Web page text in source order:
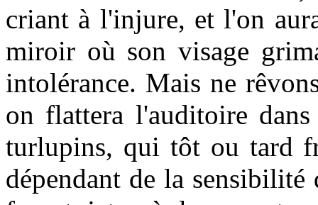
criant à l'injure, et l'on
miroir où son visage
intolérance. Mais ne
on flattera l'auditoire
turlupins, qui tôt ou tard
dépendant de la